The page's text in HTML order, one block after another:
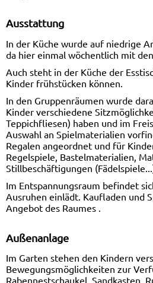
Ausstattung
In der Küche wurde auf niedrige
da hier einmal wöchentlich mit
Auch steht in der Küche der
Kinder frühstücken können.
In den Gruppenräumen wurde
Kinder verschiedene
Teppichfliesen) haben und im
Auswahl an Spielmaterialien
Regalen angeordnet und für
Regelspiele, Bastelmaterialien,
Stillbeschäftigungen (Fädelspiele...)
Im Entspannungsraum befindet
Ausruhen einlädt. Kaufladen und
Angebot des Raumes .
Außenanlage
Im Garten stehen den Kindern
Bewegungsmöglichkeiten zur
Rabennestschaukel, Sandkasten,